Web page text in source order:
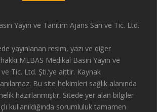
Yayın ve Tanıtım Ajans San ve Tic. Ltd.
yayınlanan resim, yazı ve diğer
MEBAS Medikal Basın Yayın ve
Tic. Ltd. Şti.’ye aittir. Kaynak
Bu site hekimleri sağlık alanında
hazırlanmıştır. Sitede yer alan bilgiler
kullanıldığında sorumluluk tamamen